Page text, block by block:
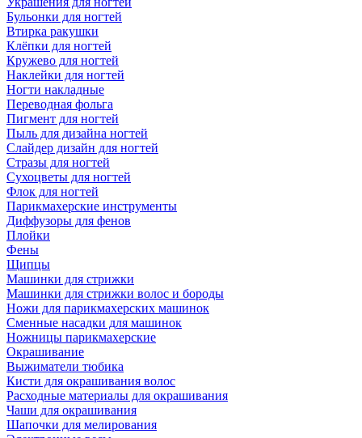
Бульонки для ногтей
Втирка ракушки
Клёпки для ногтей
Кружево для ногтей
Наклейки для ногтей
Ногти накладные
Переводная фольга
Пигмент для ногтей
Пыль для дизайна ногтей
Слайдер дизайн для ногтей
Стразы для ногтей
Сухоцветы для ногтей
Флок для ногтей
Парикмахерские инструменты
Диффузоры для фенов
Плойки
Фены
Щипцы
Машинки для стрижки
Машинки для стрижки волос и бороды
Ножи для парикмахерских машинок
Сменные насадки для машинок
Ножницы парикмахерские
Окрашивание
Выжиматели тюбика
Кисти для окрашивания волос
Расходные материалы для окрашивания
Чаши для окрашивания
Шапочки для мелирования